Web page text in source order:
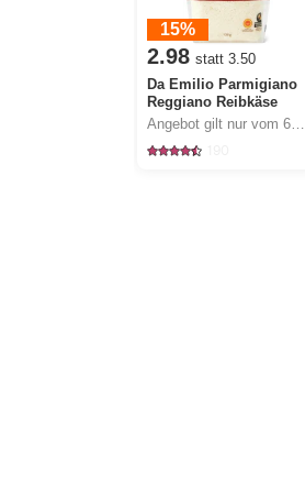
15%
2.98 statt 3.50
Da Emilio Parmigiano
Reggiano Reibkäse
Angebot gilt nur vom 6.8. bis 12.8.2026, solange Vorrat.